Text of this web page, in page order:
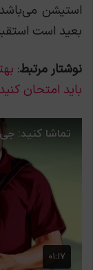
استیشن
بعید است
نوشتار مرتبط:
باید امتحان کنید